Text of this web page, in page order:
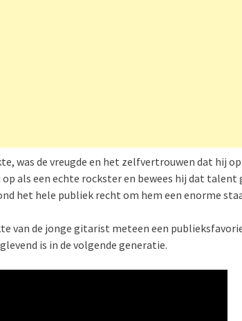
was de vreugde en het zelfvertrouwen dat hij
als een echte rockster en bewees hij dat talent
het hele publiek recht om hem een enorme
van de jonge gitarist meteen een
is in de volgende generatie.